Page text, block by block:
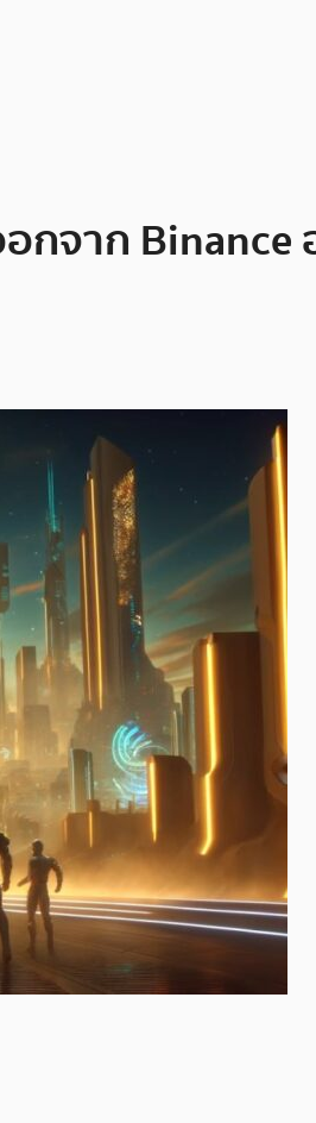
กจาก